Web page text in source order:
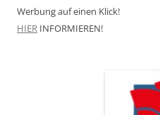
Werbung auf einen Klick!
HIER INFORMIEREN!